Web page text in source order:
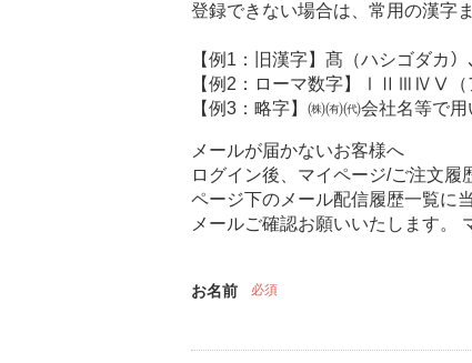
登録できない場合は、常用の漢字
【例1：旧漢字】髙（ハシゴダカ
【例2：ローマ数字】ⅠⅡⅢⅣⅤ（ア
【例3：略字】㈱㈲㈹会社名等で
メールが届かないお客様へ
ログイン後、マイページ/ご注文
ページ下のメール配信履歴一覧に
メールご確認お願いいたします。
お名前 必須